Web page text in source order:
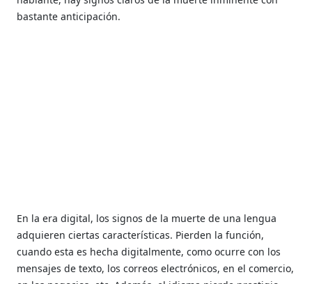
bastante anticipación.
En la era digital, los signos de la muerte de una lengua
adquieren ciertas características. Pierden la función,
cuando esta es hecha digitalmente, como ocurre con los
mensajes de texto, los correos electrónicos, en el comercio,